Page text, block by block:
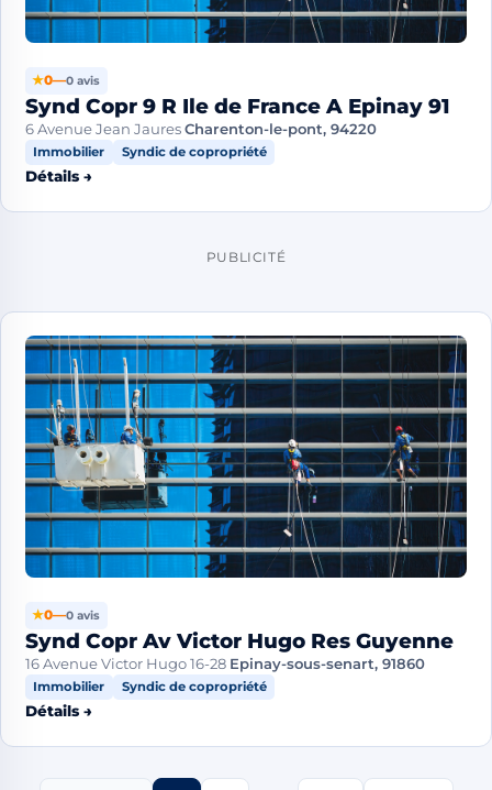
★0—0 avis
Synd Copr 9 R Ile de France A Epinay 91
6 Avenue Jean Jaures Charenton-le-pont, 94220
Immobilier Syndic de copropriété
Détails →
PUBLICITÉ
★0—0 avis
Synd Copr Av Victor Hugo Res Guyenne
16 Avenue Victor Hugo 16-28 Epinay-sous-senart, 91860
Immobilier Syndic de copropriété
Détails →